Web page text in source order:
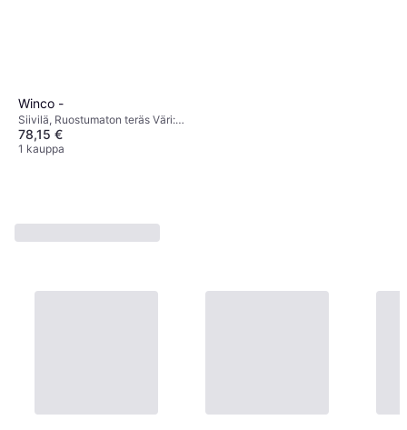
Winco -
Siivilä, Ruostumaton teräs Väri:
Ruostumaton Teräs
78,15 €
1 kauppa